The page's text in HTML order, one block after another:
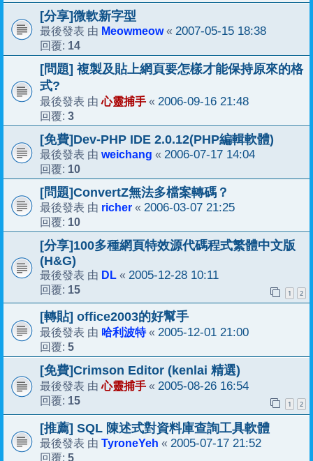
[分享]微軟新字型
最後發表 由 Meowmeow« 2007-05-15 18:38
回覆: 14
[問題] 複製及貼上網頁要怎樣才能保持原來的格
式?
最後發表 由心靈捕手 « 2006-09-16 21:48
回覆: 3
[免費]Dev-PHP IDE 2.0.12(PHP編輯軟體)
最後發表 由 weichang « 2006-07-17 14:04
回覆: 10
[問題]ConvertZ無法多檔案轉碼？
最後發表 由 richer « 2006-03-07 21:25
回覆: 10
[分享]100多種網頁特效源代碼程式繁體中文版
(H&G)
最後發表 由 DL « 2005-12-28 10:11
回覆: 15 1 2
[轉貼] office2003的好幫手
最後發表 由 哈利波特« 2005-12-01 21:00
回覆: 5
[免費]Crimson Editor (kenlai 精選)
最後發表 由心靈捕手 « 2005-08-26 16:54
回覆: 15 1 2
[推薦] SQL 陳述式對資料庫查詢工具軟體
最後發表 由 TyroneYeh « 2005-07-17 21:52
回覆: 5